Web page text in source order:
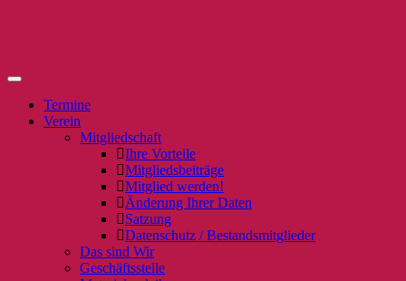
Termine
Verein
Mitgliedschaft
Ihre Vorteile
Mitgliedsbeiträge
Mitglied werden!
Änderung Ihrer Daten
Satzung
Datenschutz / Bestandsmitglieder
Das sind Wir
Geschäftsstelle